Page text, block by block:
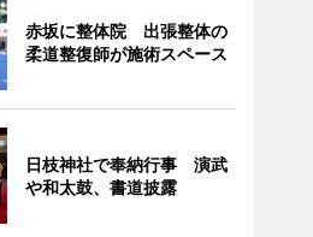
赤坂に整体院 出張整体の
柔道整復師が施術スペース
日枝神社で奉納行事 演武
や和太鼓、書道披露